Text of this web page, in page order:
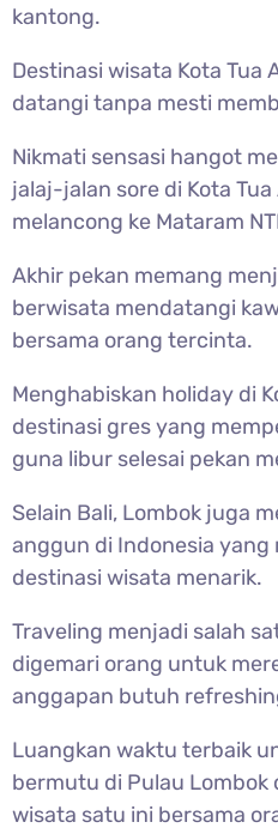
kantong.
Destinasi wisata Kota Tua
datangi tanpa mesti
Nikmati sensasi hangot
jalaj-jalan sore di Kota
melancong ke Mataram
Akhir pekan memang
berwisata mendatangi
bersama orang tercinta.
Menghabiskan holiday di
destinasi gres yang
guna libur selesai pekan
Selain Bali, Lombok juga
anggun di Indonesia
destinasi wisata menarik.
Traveling menjadi salah
digemari orang untuk
anggapan butuh
Luangkan waktu terbaik
bermutu di Pulau Lombok
wisata satu ini bersama